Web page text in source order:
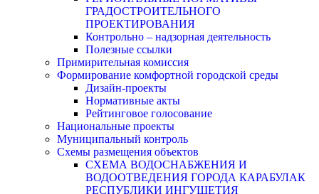
ГРАДОСТРОИТЕЛЬНОГО
ПРОЕКТИРОВАНИЯ
Контрольно – надзорная деятельность
Полезные ссылки
Примирительная комиссия
Формирование комфортной городской среды
Дизайн-проекты
Нормативные акты
Рейтинговое голосование
Национальные проекты
Муниципальный контроль
Схемы размещения объектов
СХЕМА ВОДОСНАБЖЕНИЯ И
ВОДООТВЕДЕНИЯ ГОРОДА КАРАБУЛАК
РЕСПУБЛИКИ ИНГУШЕТИЯ